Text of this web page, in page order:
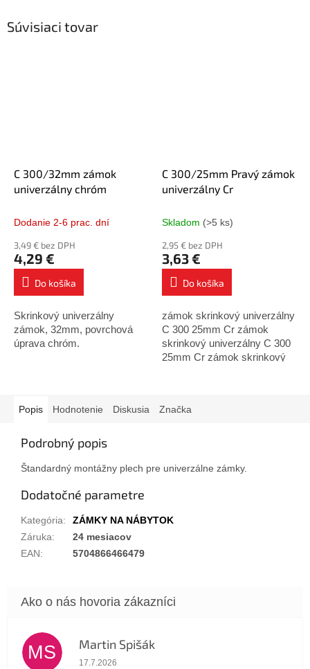
Súvisiaci tovar
C 300/32mm zámok
univerzálny chróm
Dodanie 2-6 prac. dní
3,49 € bez DPH
4,29 €
Do košíka
Skrinkový univerzálny
zámok, 32mm, povrchová
úprava chróm.
C 300/25mm Pravý zámok
univerzálny Cr
Skladom (>5 ks)
2,95 € bez DPH
3,63 €
Do košíka
zámok skrinkový univerzálny
C 300 25mm Cr zámok
skrinkový univerzálny C 300
25mm Cr zámok skrinkový
Popis
Hodnotenie Diskusia Značka
Podrobný popis
Štandardný montážny plech pre univerzálne zámky.
Dodatočné parametre
Kategória:
ZÁMKY NA NÁBYTOK
Záruka:
24 mesiacov
EAN: 5704866466479
MS Martin Spišák
Hodnotenie obchodu je 5 z 5 hviezdičiek.
17.7.2026